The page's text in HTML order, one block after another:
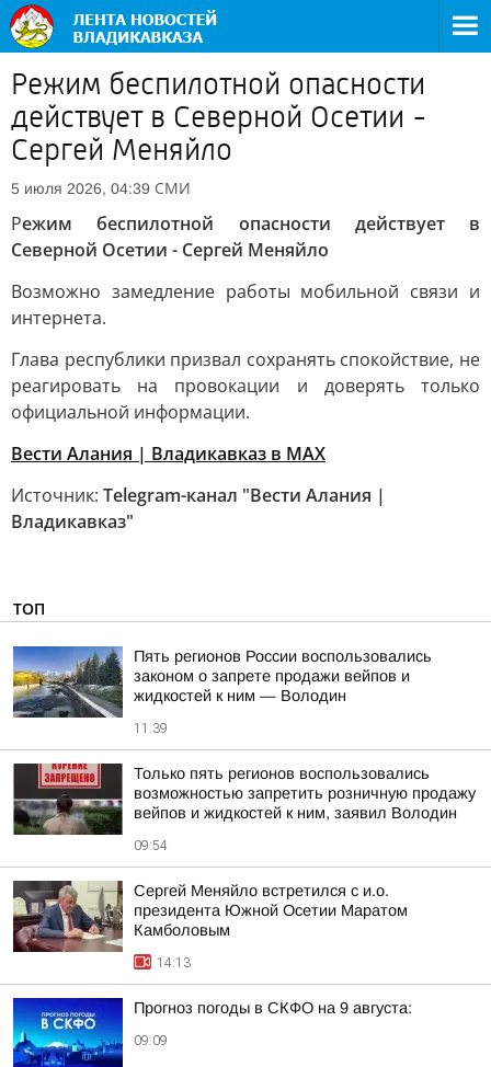
Режим беспилотной опасности
действует в Северной Осетии -
Сергей Меняйло
5 июля 2026, 04:39 СМИ
Режим беспилотной опасности действует в
Северной Осетии - Сергей Меняйло
Возможно замедление работы мобильной связи и
интернета.
Глава республики призвал сохранять спокойствие, не
реагировать на провокации и доверять только
официальной информации.
Вести Алания | Владикавказ в MAX
Источник: Telegram-канал "Вести Алания |
Владикавказ"
ТОП
Пять регионов России воспользовались
законом о запрете продажи вейпов и
жидкостей к ним — Володин
11:39
Только пять регионов воспользовались
возможностью запретить розничную продажу
вейпов и жидкостей к ним, заявил Володин
09:54
Сергей Меняйло встретился с и.о.
президента Южной Осетии Маратом
Камболовым
14:13
Прогноз погоды в СКФО на 9 августа:
09:09